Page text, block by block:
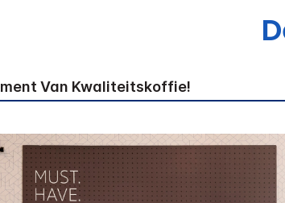
Van Kwaliteitskoffie!